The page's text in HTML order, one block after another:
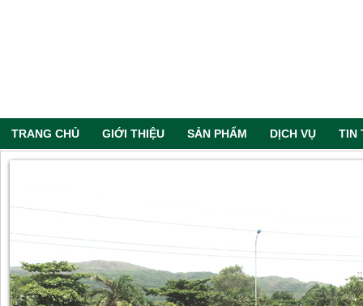
TRANG CHỦ GIỚI THIỆU SẢN PHẨM DỊCH VỤ TIN